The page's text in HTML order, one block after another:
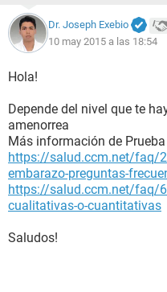
Dr. Joseph Exebio
10 may 2015 a las 18:54
Hola!
Depende del nivel que te
amenorrea
Más información de
https://salud.ccm.net/faq/
embarazo-preguntas-
https://salud.ccm.net/faq/
cualitativas-o-cuantitativas
Saludos!